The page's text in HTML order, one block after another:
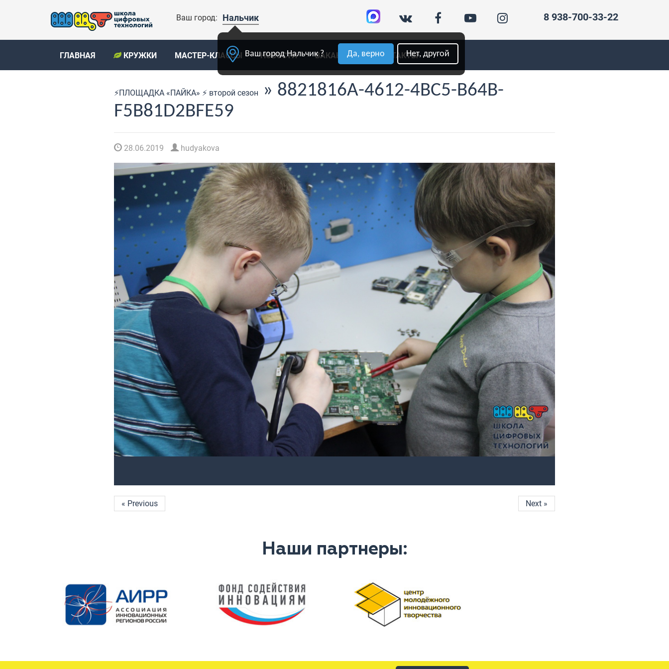
Ваш город: Нальчик
Ваш город Нальчик ? Да, верно Нет, другой
8 938-700-33-22
ГЛАВНАЯ КРУЖКИ МАСТЕР-КЛАССЫ НОВОСТИ ВАКАНСИИ КОНТАКТЫ
⚡️ПЛОЩАДКА «ПАЙКА» ⚡️ второй сезон
» 8821816A-4612-4BC5-B64B-
F5B81D2BFE59
28.06.2019 hudyakova
« Previous Next »
Наши партнеры: